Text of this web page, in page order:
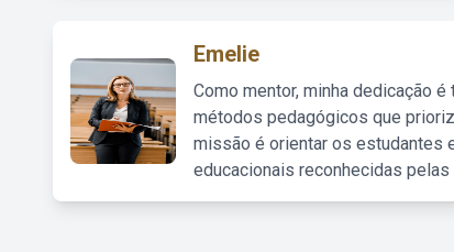
Emelie
Como mentor, minha dedicação
métodos pedagógicos que
missão é orientar os estudantes
educacionais reconhecidas